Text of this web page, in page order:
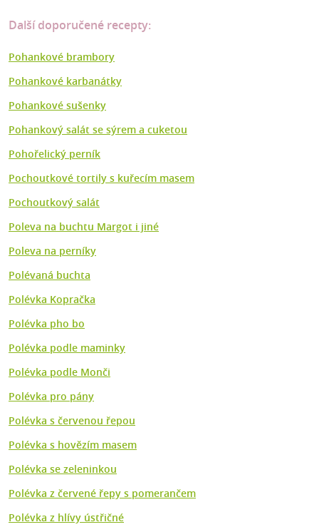
Další doporučené recepty:
Pohankové brambory
Pohankové karbanátky
Pohankové sušenky
Pohankový salát se sýrem a cuketou
Pohořelický perník
Pochoutkové tortily s kuřecím masem
Pochoutkový salát
Poleva na buchtu Margot i jiné
Poleva na perníky
Polévaná buchta
Polévka Kopračka
Polévka pho bo
Polévka podle maminky
Polévka podle Monči
Polévka pro pány
Polévka s červenou řepou
Polévka s hovězím masem
Polévka se zeleninkou
Polévka z červené řepy s pomerančem
Polévka z hlívy ústřičné